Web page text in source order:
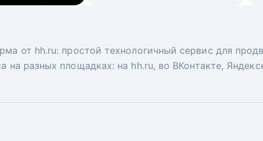
от hh.ru: простой технологичный сервис для
на разных площадках: на hh.ru, во ВКонтакте,
вакансий на главной странице hh.ru.
ключ. Решите, сколько кандидатов и когда вам
рекрутеры и проектные менеджеры hh.ru с